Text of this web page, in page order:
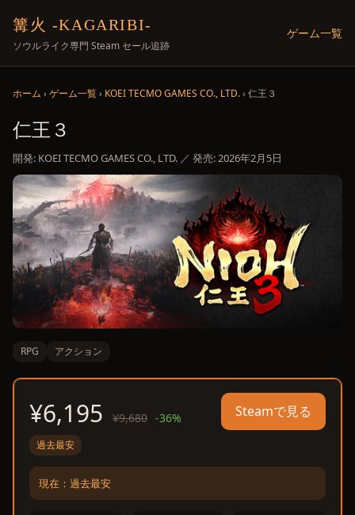
篝火 -KAGARIBI-
ソウルライク専門 Steam セール追跡
ゲーム一覧
ホーム › ゲーム一覧› KOEI TECMO GAMES CO., LTD.› 仁王３
仁王３
開発: KOEI TECMO GAMES CO., LTD. ／ 発売: 2026年2月5日
RPG アクション
¥6,195 ¥9,680 -36%
過去最安
Steamで見る
現在：過去最安